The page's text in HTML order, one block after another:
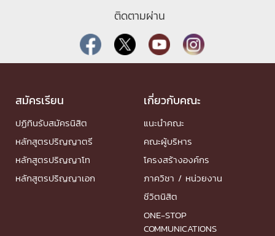
ติดตามผ่าน
สมัครเรียน
ปฏิทินรับสมัครนิสิต
หลักสูตรปริญญาตรี
หลักสูตรปริญญาโท
หลักสูตรปริญญาเอก
เกี่ยวกับคณะ
แนะนำคณะ
คณะผู้บริหาร
โครงสร้างองค์กร
ภาควิชา / หน่วยงาน
ชีวิตนิสิต
ONE-STOP
COMMUNICATIONS